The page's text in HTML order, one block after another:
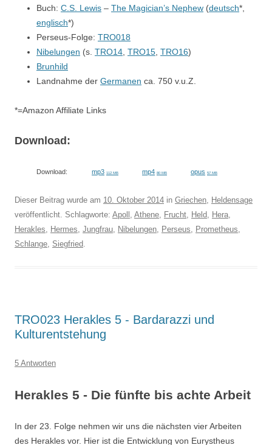
Buch: C.S. Lewis – The Magician’s Nephew (deutsch*,
englisch*)
Perseus-Folge: TRO018
Nibelungen (s. TRO14 TRO15 TRO16)
Brunhild
Landnahme der Germanen ca. 750 v.u.Z.
*=Amazon Affiliate Links
Download:
Download: mp3 112 MB mp4 80 MB opus 57 MB
Dieser Beitrag wurde am 10. Oktober 2014 in Griechen, Heldensage
veröffentlicht. Schlagworte: Apoll , Athene, Frucht, Held, Hera,
Herakles, Hermes, Jungfrau, Nibelungen, Perseus, Prometheus,
Schlange, Siegfried.
TRO023 Herakles 5 - Bardarazzi und
Kulturentstehung
5 Antworten
Herakles 5 - Die fünfte bis achte Arbeit
In der 23. Folge nehmen wir uns die nächsten vier Arbeiten
des Herakles vor. Hier ist die Entwicklung von Eurystheus